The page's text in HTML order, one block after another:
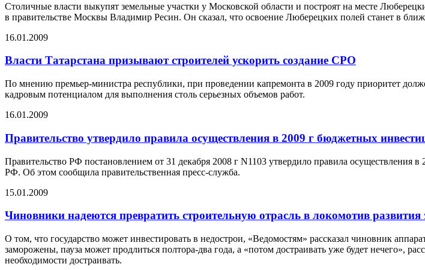
Столичные власти выкупят земельные участки у Московской области и построят на месте
в правительстве Москвы Владимир Ресин. Он сказал, что освоение Люберецких полей станет в
16.01.2009
Власти Татарстана призывают строителей ускорить создание СРО
По мнению премьер-министра республики, при проведении капремонта в 2009 году приоритет
кадровым потенциалом для выполнения столь серьезных объемов работ.
16.01.2009
Правительство утвердило правила осуществления в 2009 г бюджетных
Правительство РФ постановлением от 31 декабря 2008 г N1103 утвердило правила осуществления
РФ. Об этом сообщила правительственная пресс-служба.
15.01.2009
Чиновники надеются превратить строительную отрасль в локомотив
О том, что государство может инвестировать в недострои, «Ведомостям» рассказал чиновник
заморожены, пауза может продлиться полтора-два года, а «потом достраивать уже будет нечего»,
необходимости достраивать.